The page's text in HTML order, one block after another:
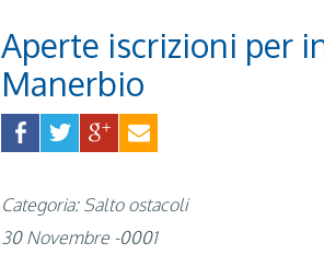
Aperte iscrizioni per
Manerbio
Categoria: Salto ostacoli
30 Novembre -0001